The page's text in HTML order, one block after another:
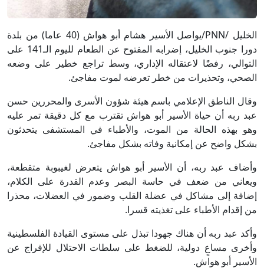
الخليل /PNN/يواصل الأسير هشام أبو هواش (40 عاما) من بلدة
دورا جنوب الخليل، إضرابه المفتوح عن الطعام لليوم الـ141 على
التوالي، رفضًا لاعتقاله الإداري، وسط تراجع خطير على وضعه
الصحي، وتحذيرات من خطر تعرضه لموت مفاجئ.
وقال الناطق الإعلامي باسم هيئة شؤون الأسرى والمحررين حسن
عبد ربه أن حياة الأسير أبو هواش تقترب مع كل دقيقة تمر عليه
وهو بهذه الحالة من الموت، والأطباء في المستشفى يتحدثون
بشكل واضح عن إمكانية وفاته بشكل مفاجئ.
وأضاف عبد ربه، أن الأسير أبو هواش يتعرض لغيبوبة متقطعة،
ويعاني من ضعف في حاسة البصر وعدم القدرة على الكلام،
إضافة إلى مشاكل في عضلة القلب وضمور في العضلات، محذرا
من إقدام الأطباء على تغذيته قسرا.
وأكد عبد ربه أن هناك جهودا تبذل على مستوى القيادة الفلسطينية
وأخرى مساعٍ دولية، للضغط على سلطات الاحتلال للإفراج عن
الأسير أبو هواش.